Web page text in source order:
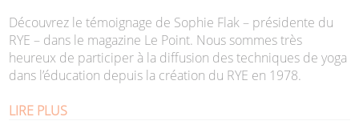
Découvrez le témoignage de Sophie Flak – présidente du
RYE – dans le magazine Le Point. Nous sommes très
heureux de participer à la diffusion des techniques de yoga
dans l’éducation depuis la création du RYE en 1978.
LIRE PLUS